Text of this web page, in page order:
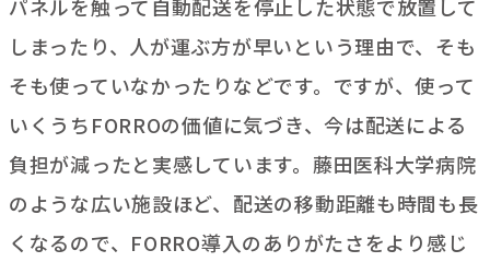
パネルを触って自動配送を停止した状態で放置して
しまったり、人が運ぶ方が早いという理由で、そも
そも使っていなかったりなどです。ですが、使って
いくうちFORROの価値に気づき、今は配送による
負担が減ったと実感しています。藤田医科大学病院
のような広い施設ほど、配送の移動距離も時間も長
くなるので、FORRO導入のありがたさをより感じ